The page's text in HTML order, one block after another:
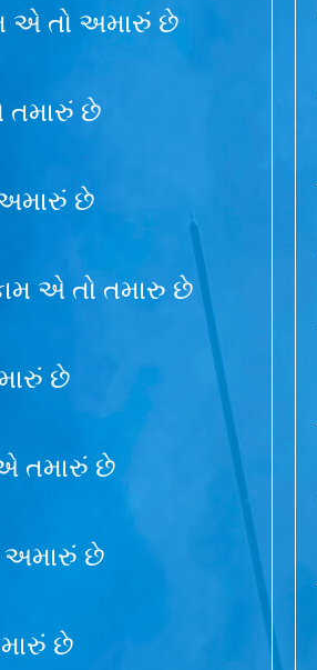
એ તો અમારું છે
છે
અમારું છે
એ તો તમારુ છે
છે
તમારું છે
અમારું છે
છે